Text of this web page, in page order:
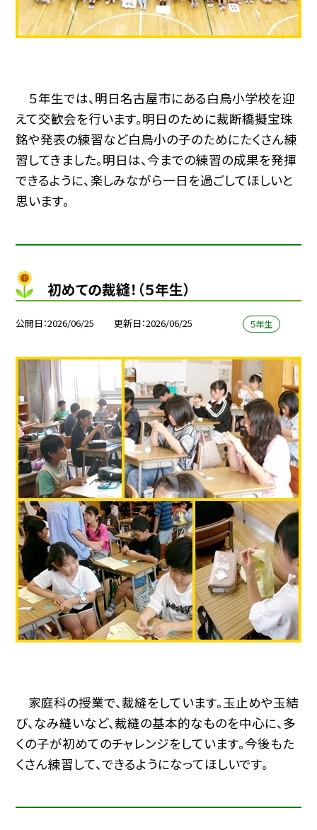
５年生では、明日名古屋市にある白鳥小学校を迎
えて交歓会を行います。明日のために裁断橋擬宝珠
銘や発表の練習など白鳥小の子のためにたくさん練
習してきました。明日は、今までの練習の成果を発揮
できるように、楽しみながら一日を過ごしてほしいと
思います。
初めての裁縫！（５年生）
公開日 2026/06/25 更新日 2026/06/25 ５年生
家庭科の授業で、裁縫をしています。玉止めや玉結
び、なみ縫いなど、裁縫の基本的なものを中心に、多
くの子が初めてのチャレンジをしています。今後もた
くさん練習して、できるようになってほしいです。